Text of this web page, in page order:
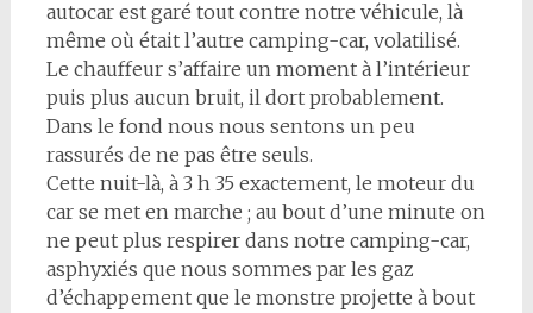
autocar est garé tout contre notre véhicule, là
même où était l’autre camping-car, volatilisé.
Le chauffeur s’affaire un moment à l’intérieur
puis plus aucun bruit, il dort probablement.
Dans le fond nous nous sentons un peu
rassurés de ne pas être seuls.
Cette nuit-là, à 3 h 35 exactement, le moteur du
car se met en marche ; au bout d’une minute on
ne peut plus respirer dans notre camping-car,
asphyxiés que nous sommes par les gaz
d’échappement que le monstre projette à bout